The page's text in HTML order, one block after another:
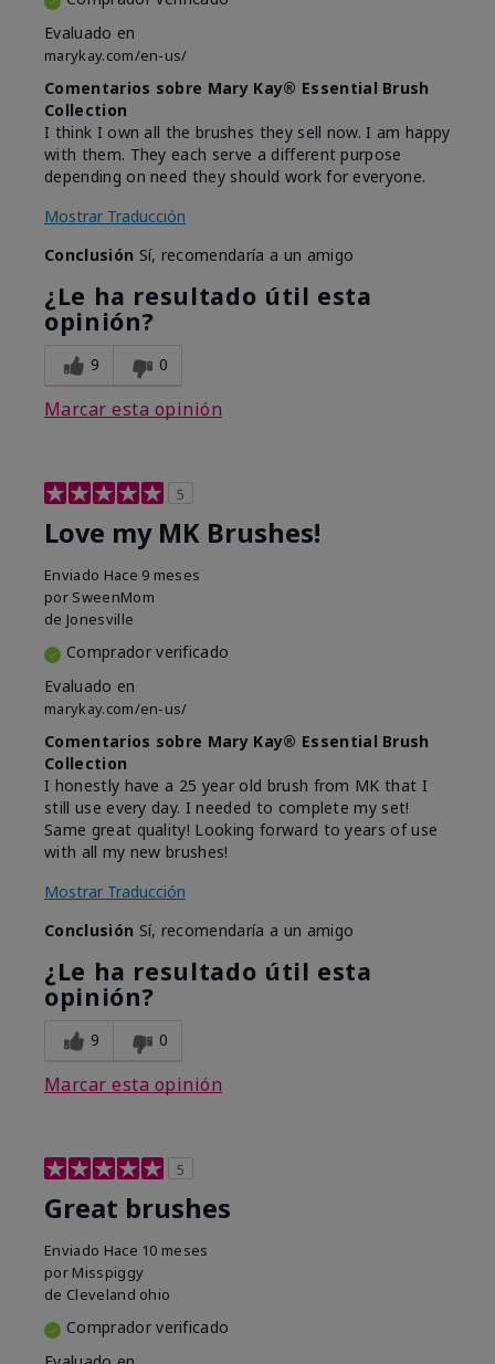
Evaluado en
marykay.com/en-us/
Comentarios sobre Mary Kay® Essential Brush
Collection
I think I own all the brushes they sell now. I am happy
with them. They each serve a different purpose
depending on need they should work for everyone.
Mostrar Traducción
Conclusión Sí, recomendaría a un amigo
¿Le ha resultado útil esta
opinión?
9 0
Marcar esta opinión
5
Love my MK Brushes!
Enviado Hace 9 meses
por SweenMom
de Jonesville
Comprador verificado
Evaluado en
marykay.com/en-us/
Comentarios sobre Mary Kay® Essential Brush
Collection
I honestly have a 25 year old brush from MK that I
still use every day. I needed to complete my set!
Same great quality! Looking forward to years of use
with all my new brushes!
Mostrar Traducción
Conclusión Sí, recomendaría a un amigo
¿Le ha resultado útil esta
opinión?
9 0
Marcar esta opinión
5
Great brushes
Enviado Hace 10 meses
por Misspiggy
de Cleveland ohio
Comprador verificado